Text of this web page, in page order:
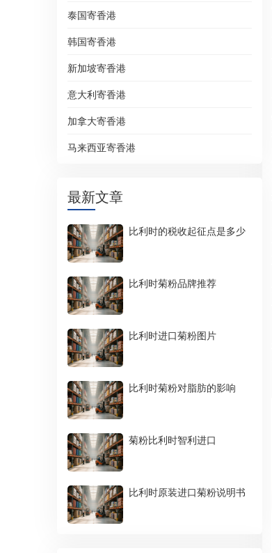
泰国寄香港
韩国寄香港
新加坡寄香港
意大利寄香港
加拿大寄香港
马来西亚寄香港
最新文章
比利时的税收起征点是多少
比利时菊粉品牌推荐
比利时进口菊粉图片
比利时菊粉对脂肪的影响
菊粉比利时智利进口
比利时原装进口菊粉说明书